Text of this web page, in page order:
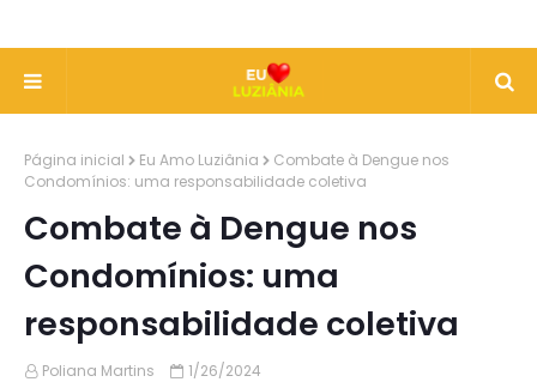
Página inicial Eu Amo Luziânia
Combate à Dengue nos
Condomínios: uma responsabilidade coletiva
Combate à Dengue nos
Condomínios: uma
responsabilidade coletiva
Poliana Martins 1/26/2024